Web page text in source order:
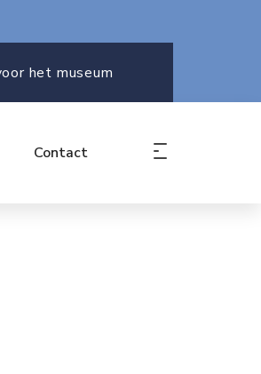
het museum
Contact